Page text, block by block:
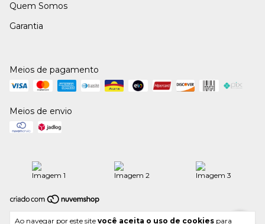
Ao navegar por este site você aceita o uso de cookies para
Quem Somos
Garantia
Meios de pagamento
Meios de envio
Copyright JOTTELLIS COMERCIO DE RADIADORES E PEÇAS LTDA -
05403338000108 - 2026. Todos os direitos reservados.